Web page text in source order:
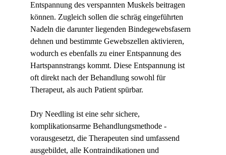
Entspannung des verspannten Muskels beitragen
können. Zugleich sollen die schräg eingeführten
Nadeln die darunter liegenden Bindegewebsfasern
dehnen und bestimmte Gewebszellen aktivieren,
wodurch es ebenfalls zu einer Entspannung des
Hartspannstrangs kommt. Diese Entspannung ist
oft direkt nach der Behandlung sowohl für
Therapeut, als auch Patient spürbar.
Dry Needling ist eine sehr sichere,
komplikationsarme Behandlungsmethode -
vorausgesetzt, die Therapeuten sind umfassend
ausgebildet, alle Kontraindikationen und